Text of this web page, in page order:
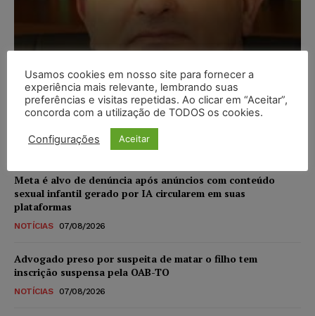
Composição da taxa de
juros
Carlos Henrique Abrão - 07/08/2026
Meta é alvo de denúncia após anúncios com conteúdo
sexual infantil gerado por IA circularem em suas
plataformas
NOTÍCIAS 07/08/2026
Advogado preso por suspeita de matar o filho tem
inscrição suspensa pela OAB-TO
NOTÍCIAS 07/08/2026
Usamos cookies em nosso site para fornecer a
experiência mais relevante, lembrando suas
preferências e visitas repetidas. Ao clicar em “Aceitar”,
concorda com a utilização de TODOS os cookies.
Configurações Aceitar